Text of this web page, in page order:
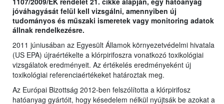
jóváhagyását felül kell vizsgálni, amennyiben új
tudományos és műszaki ismeretek vagy monitoring adatok
állnak rendelkezésre.
2011 júniusában az Egyesült Államok környezetvédelmi hivatala
(US EPA) újraértékelte a klórpirifoszra vonatkozó toxikológiai
vizsgálatok eredményeit. Az értékelés eredményeként új
toxikológiai referenciaértékeket határoztak meg.
Az Európai Bizottság 2012-ben felszólította a klórpirifosz
hatóanyag gyártóit, hogy késedelem nélkül nyújtsák be azokat a